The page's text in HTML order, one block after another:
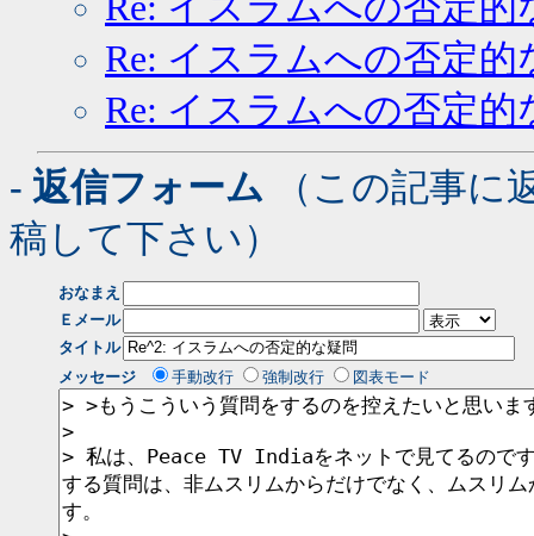
Re: イスラムへの否定的
Re: イスラムへの否定的
- 返信フォーム （この記事に
稿して下さい）
おなまえ
Ｅメール
タイトル
メッセージ
手動改行 強制改行 図表モード